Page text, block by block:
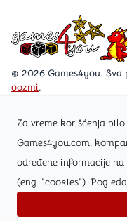
Za vreme korišćenja
Games4you.com,
određene informacije
(eng. "cookies").
Games4you logo
© 2026 Games4you. Sva
oozmi.
Posetite Facebook
Zapratite